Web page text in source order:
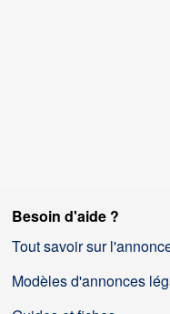
Besoin d'aide ?
Tout savoir sur
Modèles d'annonces